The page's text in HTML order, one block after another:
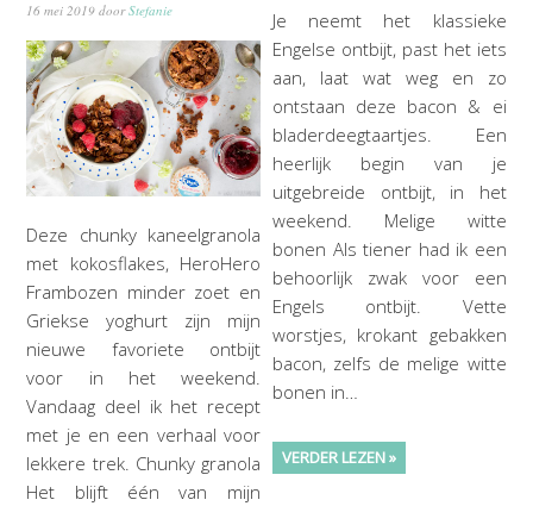
16 mei 2019 doorStefanie
Deze chunky kaneelgranola
met kokosflakes, HeroHero
Frambozen minder zoet en
Griekse yoghurt zijn mijn
nieuwe favoriete ontbijt
voor in het weekend.
Vandaag deel ik het recept
met je en een verhaal voor
lekkere trek. Chunky granola
Het blijft één van mijn
Je neemt het klassieke
Engelse ontbijt, past het iets
aan, laat wat weg en zo
ontstaan deze bacon & ei
bladerdeegtaartjes. Een
heerlijk begin van je
uitgebreide ontbijt, in het
weekend. Melige witte
bonen Als tiener had ik een
behoorlijk zwak voor een
Engels ontbijt. Vette
worstjes, krokant gebakken
bacon, zelfs de melige witte
bonen in…
VERDER LEZEN »